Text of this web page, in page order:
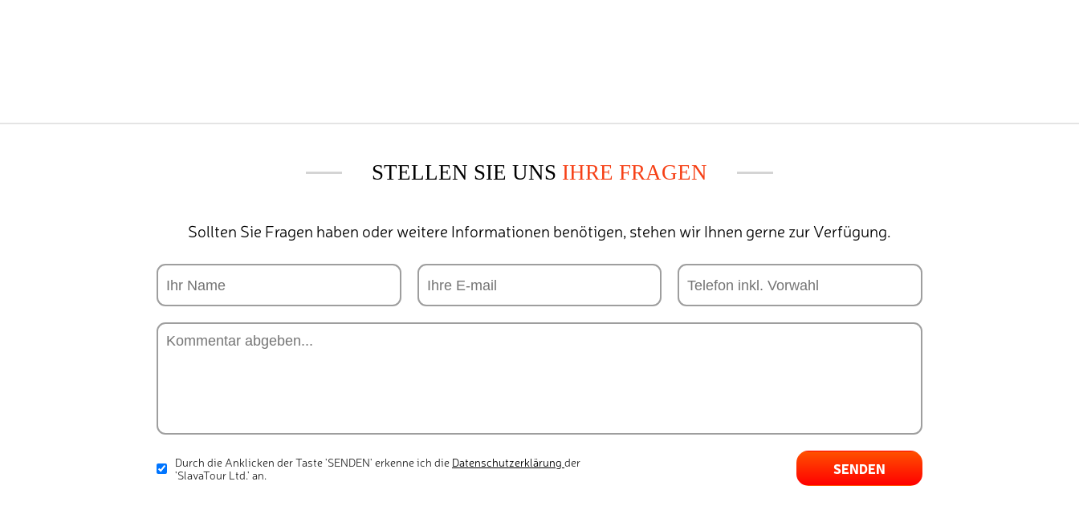
STELLEN SIE UNS IHRE FRAGEN
Sollten Sie Fragen haben oder weitere Informationen benötigen, stehen wir Ihnen gerne zur Verfügung.
Durch die Anklicken der Taste 'SENDEN' erkenne ich die Datenschutzerklärung der
'SlavaTour Ltd.' an.
SENDEN